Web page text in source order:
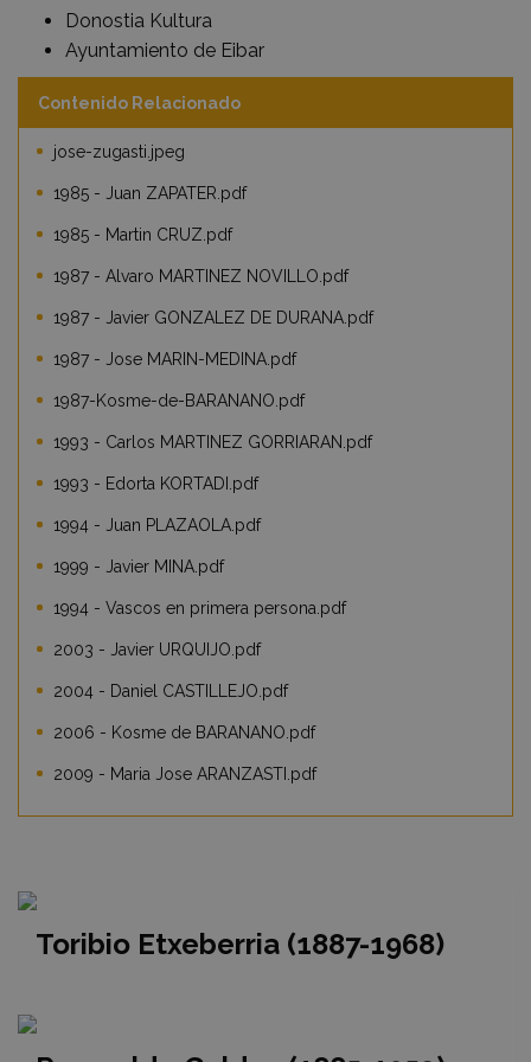
Donostia Kultura
Ayuntamiento de Eibar
Contenido Relacionado
jose-zugasti.jpeg
1985 - Juan ZAPATER.pdf
1985 - Martin CRUZ.pdf
1987 - Alvaro MARTINEZ NOVILLO.pdf
1987 - Javier GONZALEZ DE DURANA.pdf
1987 - Jose MARIN-MEDINA.pdf
1987-Kosme-de-BARANANO.pdf
1993 - Carlos MARTINEZ GORRIARAN.pdf
1993 - Edorta KORTADI.pdf
1994 - Juan PLAZAOLA.pdf
1999 - Javier MINA.pdf
1994 - Vascos en primera persona.pdf
2003 - Javier URQUIJO.pdf
2004 - Daniel CASTILLEJO.pdf
2006 - Kosme de BARANANO.pdf
2009 - Maria Jose ARANZASTI.pdf
Toribio Etxeberria (1887-1968)